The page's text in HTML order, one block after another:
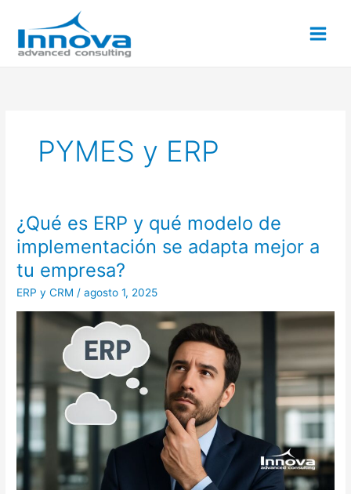
contenido
PYMES y ERP
¿Qué es ERP y qué modelo de
implementación se adapta mejor a
tu empresa?
ERP y CRM /agosto 1, 2025
¿Qué
es
ERP
y
qué
implementación
mejor
empresa?